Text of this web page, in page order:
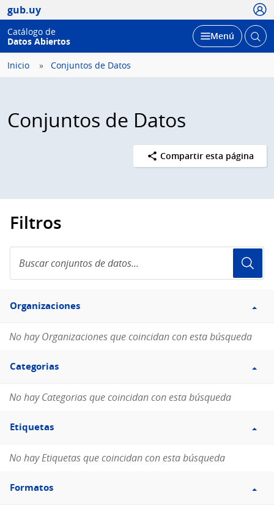
gub.uy
Catálogo de
Datos Abiertos
Desplegar
Menú Abrir
Inicio Conjuntos de Datos
Conjuntos de Datos
Compartir esta página
Filtros
conjuntos
de
Filtro
Organizaciones
Organizaciones
No hay Organizaciones que coincidan con esta búsqueda
Filtro
Categorias
Categorias
No hay Categorias que coincidan con esta búsqueda
Filtro
Etiquetas
Etiquetas
No hay Etiquetas que coincidan con esta búsqueda
Filtro
Formatos
Formatos